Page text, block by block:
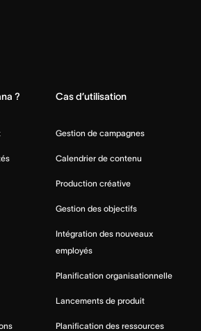
? Cas d’utilisation
Gestion de campagnes
Calendrier de contenu
Production créative
Gestion des objectifs
Intégration des nouveaux
employés
Planification organisationnelle
Lancements de produit
Planification des ressources